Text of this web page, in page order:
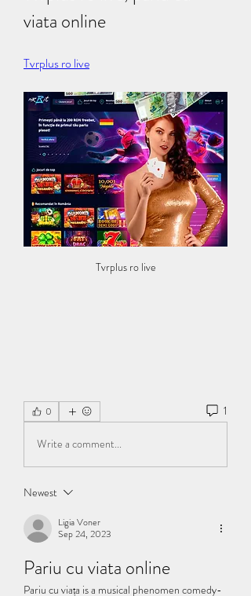
viata online
Tvrplus ro live
Tvrplus ro live
0 1
Write a comment...
Newest
Ligia Voner
Sep 24, 2023
Pariu cu viata online
Pariu cu viața is a musical phenomen comedy-